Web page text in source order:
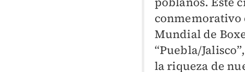
conmemorativo
Mundial de
“Puebla/
la riqueza de